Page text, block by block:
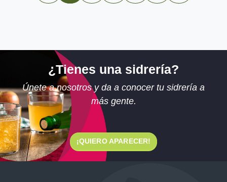
¿Tienes una sidrería?
Únete a nosotros y da a conocer tu sidrería a
más gente.
¡QUIERO APARECER!